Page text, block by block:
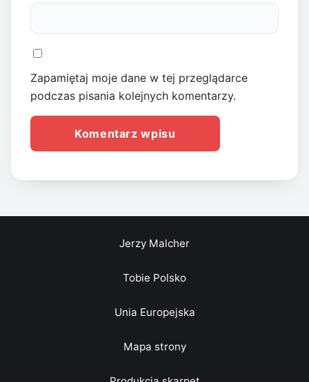
Zapamiętaj moje dane w tej przeglądarce
podczas pisania kolejnych komentarzy.
Jerzy Malcher
Tobie Polsko
Unia Europejska
Mapa strony